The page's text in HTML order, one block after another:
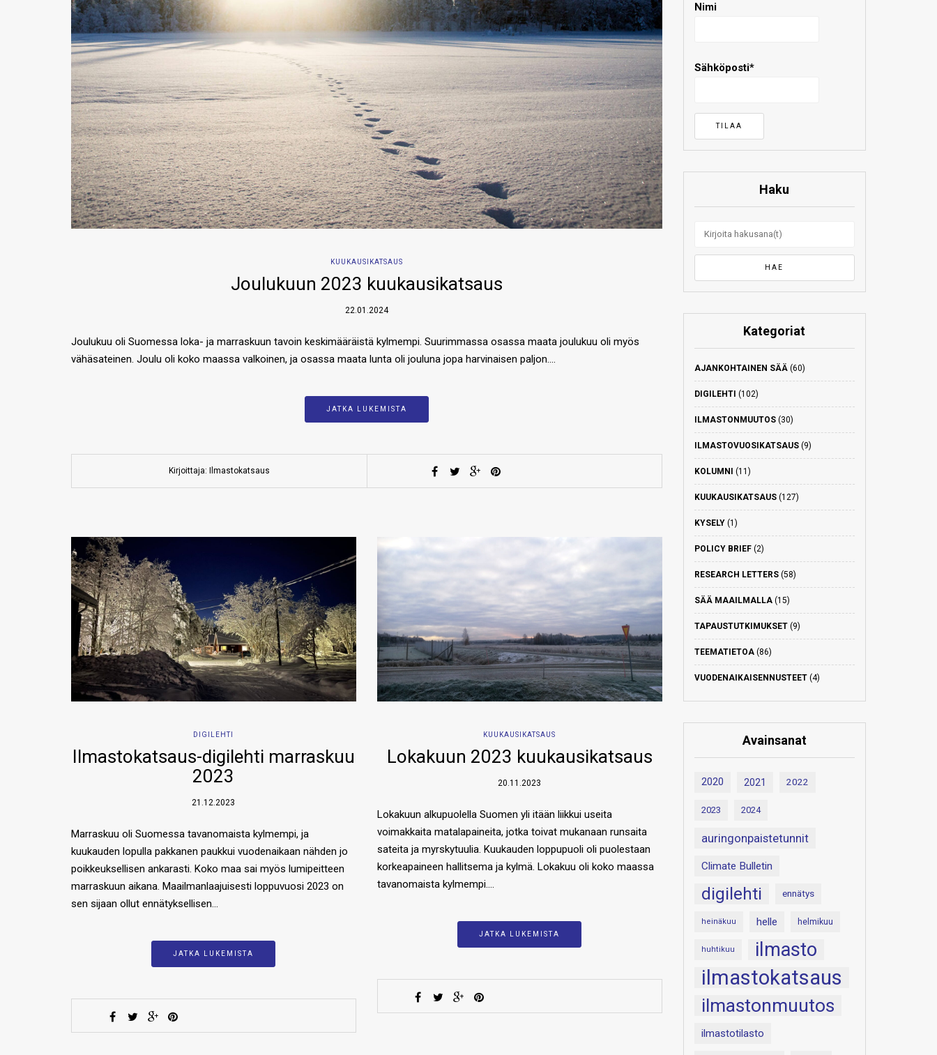
KUUKAUSIKATSAUS
Joulukuun 2023 kuukausikatsaus
22.01.2024
Joulukuu oli Suomessa loka- ja marraskuun tavoin keskimääräistä kylmempi. Suurimmassa osassa maata joulukuu oli myös
vähäsateinen. Joulu oli koko maassa valkoinen, ja osassa maata lunta oli jouluna jopa harvinaisen paljon….
JATKA LUKEMISTA
Kirjoittaja: Ilmastokatsaus
DIGILEHTI
Ilmastokatsaus-digilehti marraskuu
2023
21.12.2023
Marraskuu oli Suomessa tavanomaista kylmempi, ja
kuukauden lopulla pakkanen paukkui vuodenaikaan nähden jo
poikkeuksellisen ankarasti. Koko maa sai myös lumipeitteen
marraskuun aikana. Maailmanlaajuisesti loppuvuosi 2023 on
sen sijaan ollut ennätyksellisen…
JATKA LUKEMISTA
KUUKAUSIKATSAUS
Lokakuun 2023 kuukausikatsaus
20.11.2023
Lokakuun alkupuolella Suomen yli itään liikkui useita
voimakkaita matalapaineita, jotka toivat mukanaan runsaita
sateita ja myrskytuulia. Kuukauden loppupuoli oli puolestaan
korkeapaineen hallitsema ja kylmä. Lokakuu oli koko maassa
tavanomaista kylmempi….
JATKA LUKEMISTA
Nimi
Sähköposti*
Haku
Kategoriat
AJANKOHTAINEN SÄÄ(60)
DIGILEHTI (102)
ILMASTONMUUTOS(30)
ILMASTOVUOSIKATSAUS(9)
KOLUMNI (11)
KUUKAUSIKATSAUS(127)
KYSELY(1)
POLICY BRIEF(2)
RESEARCH LETTERS(58)
SÄÄ MAAILMALLA(15)
TAPAUSTUTKIMUKSET(9)
TEEMATIETOA(86)
VUODENAIKAISENNUSTEET(4)
Avainsanat
2020 2021 2022
2023 2024
auringonpaistetunnit
Climate Bulletin
digilehti ennätys
heinäkuu helle helmikuu
huhtikuu ilmasto
ilmastokatsaus
ilmastonmuutos
ilmastotilasto